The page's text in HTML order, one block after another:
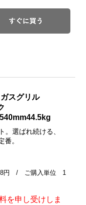
スグリル
。選ばれ続ける、
番。
円 / ご購入単位 1
を申し受けしま